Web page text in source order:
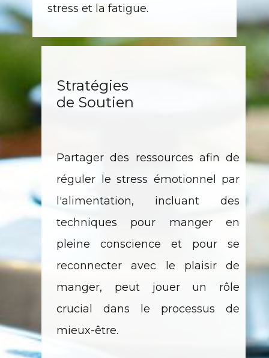
stress et la fatigue.
Stratégies
de Soutien
Partager des ressources afin de
réguler le stress émotionnel par
l'alimentation, incluant des
techniques pour manger en
pleine conscience et pour se
reconnecter avec le plaisir de
manger, peut jouer un rôle
crucial dans le processus de
mieux-être.